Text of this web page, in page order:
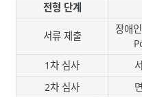
전형 단계
서류 제출
장애
1차 심사
2차 심사